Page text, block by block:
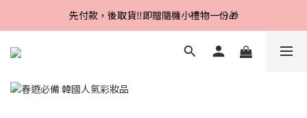
Line好友招募中，首購、回購皆贈100元
先付款，後取貨‼️即贈隨機小禮物一份🎁
Line好友招募中，首購、回購皆贈100元